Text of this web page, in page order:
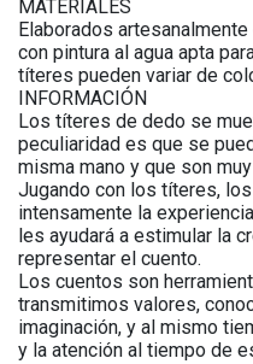
MATERIALES
Elaborados
con pintura al agua apta
títeres pueden variar de
INFORMACIÓN
Los títeres de dedo se
peculiaridad es que se
misma mano y que son
Jugando con los títeres,
intensamente la
les ayudará a estimular la
representar el cuento.
Los cuentos son
transmitimos valores,
imaginación, y al mismo
y la atención al tiempo de